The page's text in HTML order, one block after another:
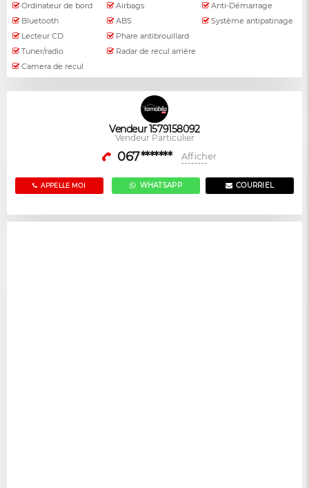
Ordinateur de bord
Bluetooth
Lecteur CD
Tuner/radio
Camera de recul
Airbags
ABS
Phare antibrouillard
Radar de recul arriére
Anti-Démarrage
Système antipatinage
Vendeur 1579158092
Vendeur Particulier
067******* Afficher
APPELLE MOI COURRIEL
WHATSAPP